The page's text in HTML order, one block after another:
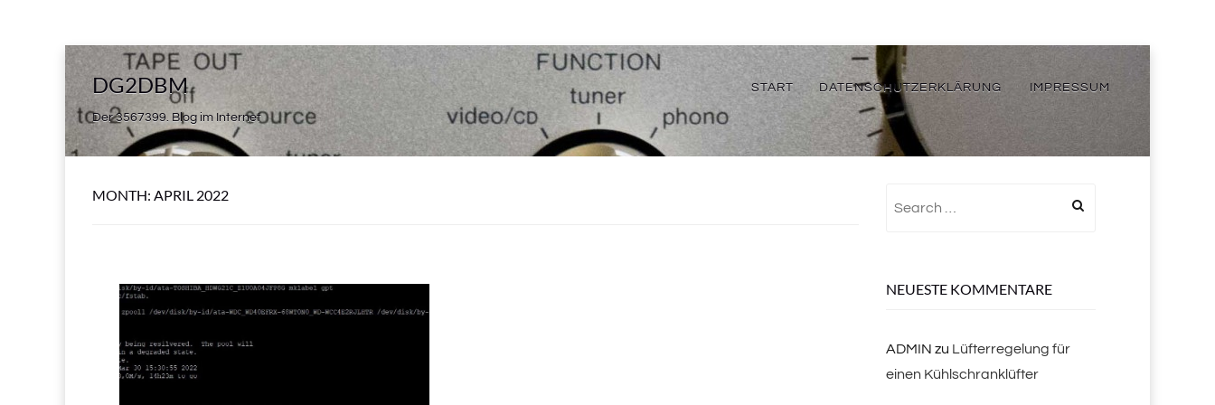
DG2DBM
Der 3567399. Blog im Internet
START DATENSCHUTZERKLÄRUNG IMPRESSUM
MONTH: APRIL 2022
NEUESTE KOMMENTARE
ADMIN zu Lüfterregelung für
einen Kühlschranklüfter